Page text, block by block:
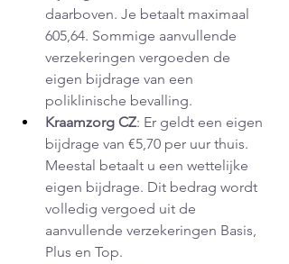
daarboven. Je betaalt maximaal
605,64. Sommige aanvullende
verzekeringen vergoeden de
eigen bijdrage van een
poliklinische bevalling.
Kraamzorg CZ: Er geldt een eigen
bijdrage van €5,70 per uur thuis.
Meestal betaalt u een wettelijke
eigen bijdrage. Dit bedrag wordt
volledig vergoed uit de
aanvullende verzekeringen Basis,
Plus en Top.